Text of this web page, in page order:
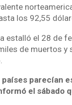
los 92,55
estalló el 28 de
de muertos y
países parecían
el sábado